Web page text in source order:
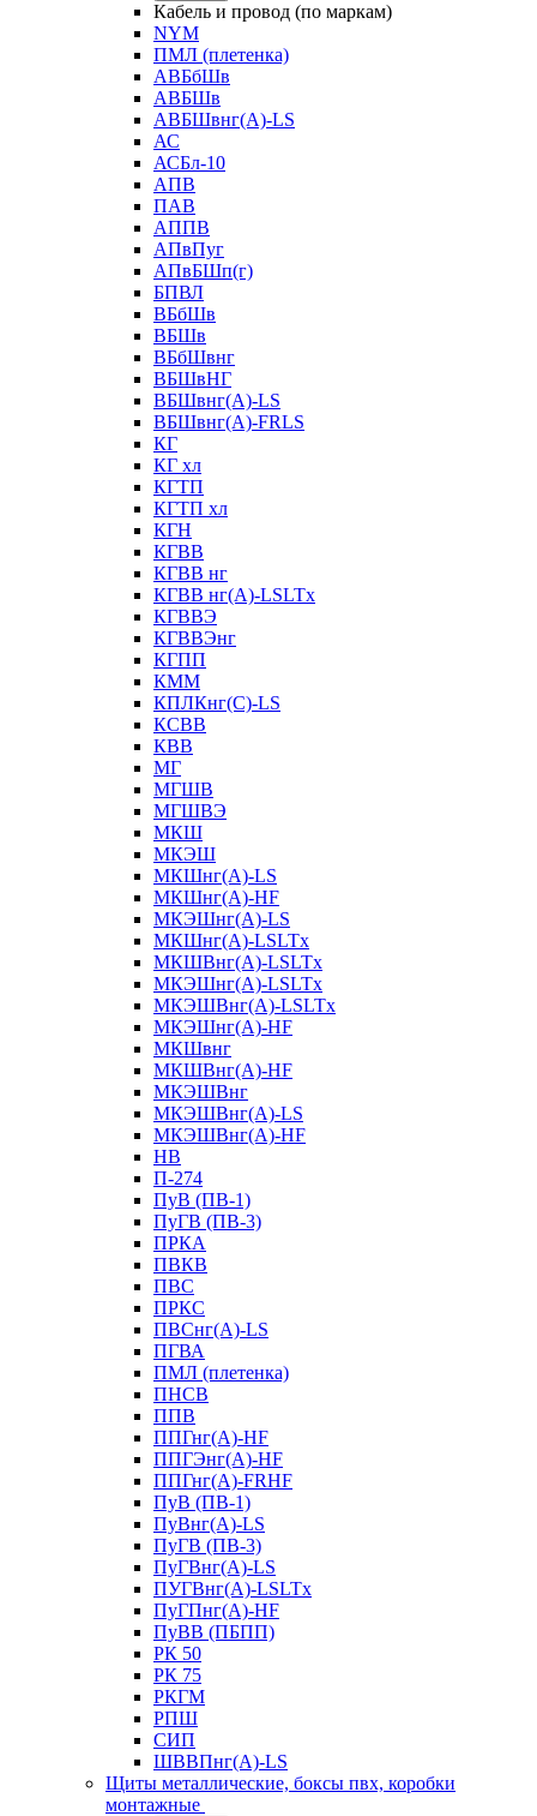
Кабель и провод (по маркам)
NYM
ПМЛ (плетенка)
АВБбШв
АВБШв
АВБШвнг(А)-LS
АС
АСБл-10
АПВ
ПАВ
АППВ
АПвПуг
АПвБШп(г)
БПВЛ
ВБбШв
ВБШв
ВБбШвнг
ВБШвНГ
ВБШвнг(А)-LS
ВБШвнг(А)-FRLS
КГ
КГ хл
КГТП
КГТП хл
КГН
КГВВ
КГВВ нг
КГВВ нг(А)-LSLTx
КГВВЭ
КГВВЭнг
КГПП
КММ
КПЛКнг(C)-LS
КСВВ
КВВ
МГ
МГШВ
МГШВЭ
МКШ
МКЭШ
МКШнг(А)-LS
МКШнг(А)-HF
МКЭШнг(А)-LS
МКШнг(А)-LSLTx
МКШВнг(A)-LSLTx
МКЭШнг(А)-LSLTx
МКЭШВнг(A)-LSLTx
МКЭШнг(А)-HF
МКШвнг
МКШВнг(А)-HF
МКЭШВнг
МКЭШВнг(А)-LS
МКЭШВнг(А)-HF
НВ
П-274
ПуВ (ПВ-1)
ПуГВ (ПВ-3)
ПРКА
ПВКВ
ПВС
ПРКС
ПВСнг(А)-LS
ПГВА
ПМЛ (плетенка)
ПНСВ
ППВ
ППГнг(А)-HF
ППГЭнг(А)-HF
ППГнг(А)-FRHF
ПуВ (ПВ-1)
ПуВнг(А)-LS
ПуГВ (ПВ-3)
ПуГВнг(А)-LS
ПУГВнг(А)-LSLTx
ПуГПнг(А)-HF
ПуВВ (ПБПП)
РК 50
РК 75
РКГМ
РПШ
СИП
ШВВПнг(А)-LS
Щиты металлические, боксы пвх, коробки
монтажные